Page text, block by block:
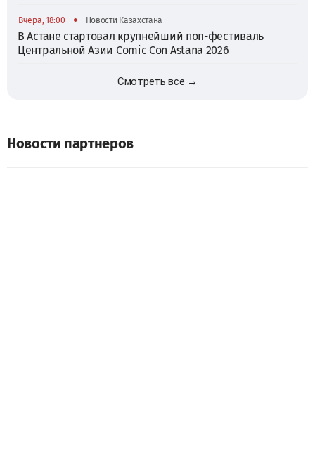
Вчера, 18:00 • Новости Казахстана
В Астане стартовал крупнейший поп-фестиваль
Центральной Азии Comic Con Astana 2026
Смотреть все →
Новости партнеров